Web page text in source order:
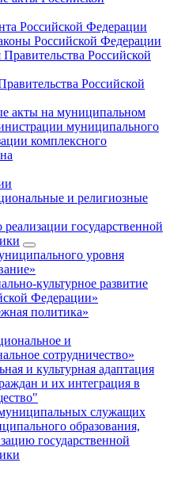
Российской Федерации
Российской Федерации
Российской
Российской
акты на муниципальном
муниципального
комплексного
и религиозные
государственной
уровня
культурное развитие
Федерации»
политика»
и
сотрудничество»
и культурная адаптация
и их интеграция в
служащих
образования,
государственной